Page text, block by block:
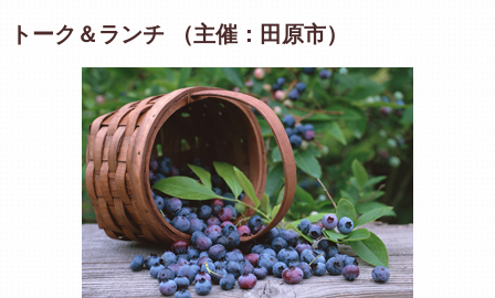
トーク＆ランチ （主催：田原市）